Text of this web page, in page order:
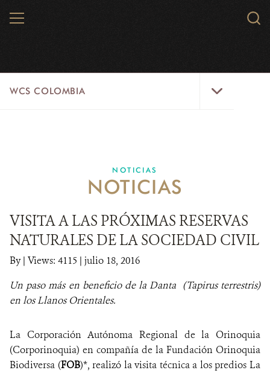
MENU
WCS COLOMBIA
EJES ESTRATÉGICOS
AQUÍ TRABAJAMOS
LÍNEAS DE ACCIÓN
MICROSITIOS
PUBLICACIONES
NOTICIAS
NOTICIAS
VISITA A LAS PRÓXIMAS RESERVAS
NATURALES DE LA SOCIEDAD CIVIL
By| Views: 4115 | julio 18, 2016
Un paso más en beneficio de la Danta (Tapirus terrestris)
en los Llanos Orientales.
La Corporación Autónoma Regional de la Orinoquia
(Corporinoquia) en compañía de la Fundación Orinoquia
Biodiversa (FOB)*, realizó la visita técnica a los predios La